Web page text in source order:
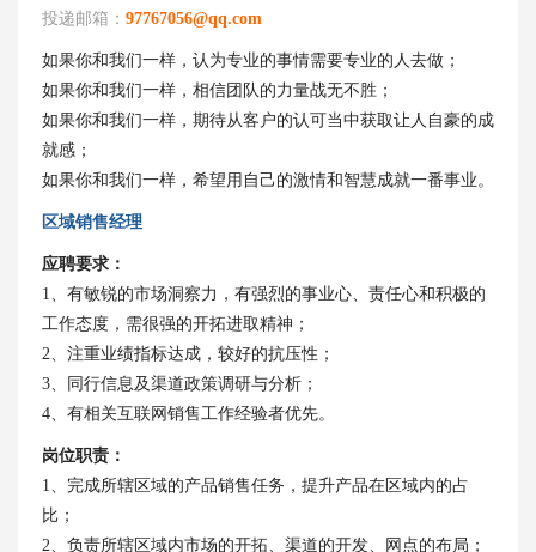
投递邮箱： 97767056@qq.com
如果你和我们一样，认为专业的事情需要专业的人去做；
如果你和我们一样，相信团队的力量战无不胜；
如果你和我们一样，期待从客户的认可当中获取让人自豪的成
就感；
如果你和我们一样，希望用自己的激情和智慧成就一番事业。
区域销售经理
应聘要求：
1、有敏锐的市场洞察力，有强烈的事业心、责任心和积极的
工作态度，需很强的开拓进取精神；
2、注重业绩指标达成，较好的抗压性；
3、同行信息及渠道政策调研与分析；
4、有相关互联网销售工作经验者优先。
岗位职责：
1、完成所辖区域的产品销售任务，提升产品在区域内的占
比；
2、负责所辖区域内市场的开拓、渠道的开发、网点的布局；